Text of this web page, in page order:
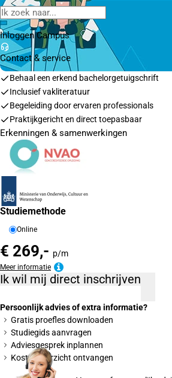
Inloggen Campus
Contact& service
Behaal een erkend bachelorgetuigschrift
Inclusief vakliteratuur
Begeleiding door ervaren professionals
Praktijkgericht en direct toepasbaar
Erkenningen & samenwerkingen
Studiemethode
Online
€ 269,- p/m
Meer informatie
Ik wil mij direct inschrijven
Persoonlijk advies of extra informatie?
Gratis proefles downloaden
Studiegids aanvragen
Adviesgesprek inplannen
Kostenoverzicht ontvangen